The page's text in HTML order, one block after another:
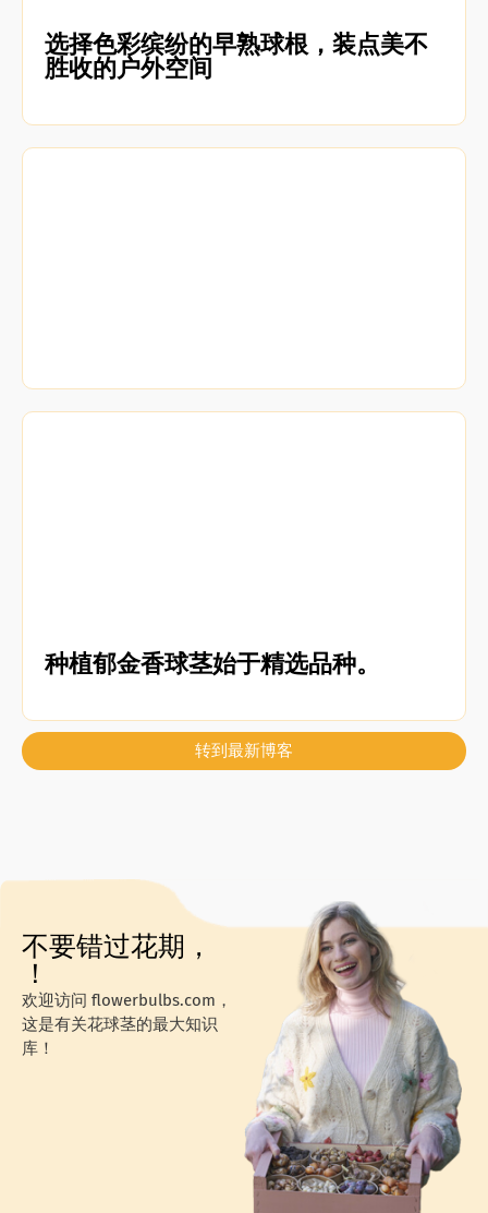
选择色彩缤纷的早熟球根，装点美不
胜收的户外空间
种植郁金香球茎始于精选品种。
转到最新博客
不要错过花期，
！
欢迎访问 flowerbulbs.com，
这是有关花球茎的最大知识
库！